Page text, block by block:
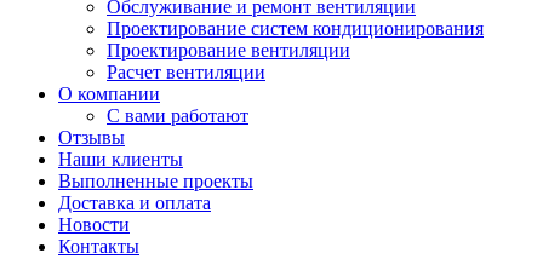
Обслуживание и ремонт вентиляции
Проектирование систем кондиционирования
Проектирование вентиляции
Расчет вентиляции
О компании
С вами работают
Отзывы
Наши клиенты
Выполненные проекты
Доставка и оплата
Новости
Контакты